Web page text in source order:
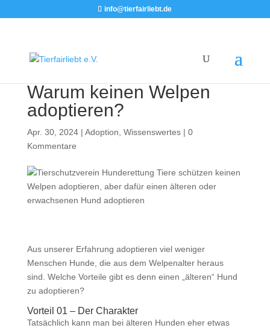
info@tierfairliebt.de
Warum keinen Welpen
adoptieren?
Apr. 30, 2024| Adoption Wissenswertes| 0
Kommentare
Aus unserer Erfahrung adoptieren viel weniger
Menschen Hunde, die aus dem Welpenalter heraus
sind. Welche Vorteile gibt es denn einen „älteren“ Hund
zu adoptieren?
Vorteil 01 – Der Charakter
Tatsächlich kann man bei älteren Hunden eher etwas